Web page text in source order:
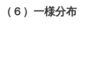
６）一様分布